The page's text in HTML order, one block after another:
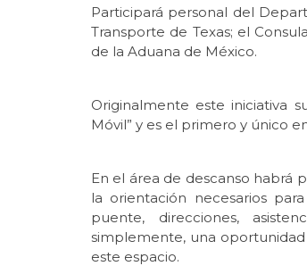
Participará personal del
Transporte de Texas; el
de la Aduana de México.
Originalmente este iniciativa
Móvil” y es el primero y único
En el área de descanso habrá
la orientación necesarios
puente, direcciones,
simplemente, una oportunidad
este espacio.